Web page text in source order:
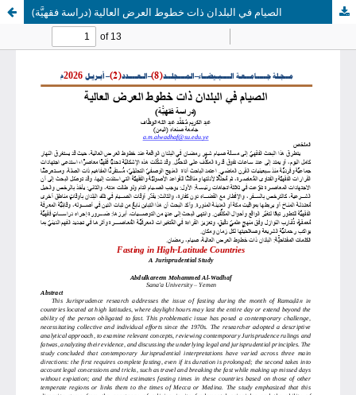
الصيام في البلدان ذات خطوط العرض العالية (دراسة فقهيَّة)